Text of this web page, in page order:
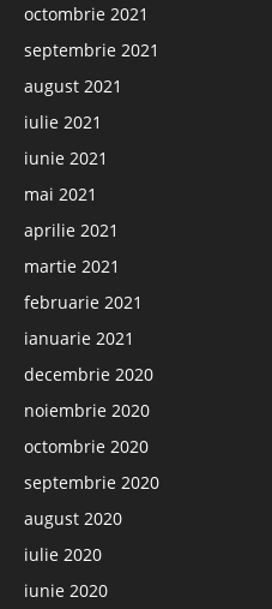
octombrie 2021
septembrie 2021
august 2021
iulie 2021
iunie 2021
mai 2021
aprilie 2021
martie 2021
februarie 2021
ianuarie 2021
decembrie 2020
noiembrie 2020
octombrie 2020
septembrie 2020
august 2020
iulie 2020
iunie 2020